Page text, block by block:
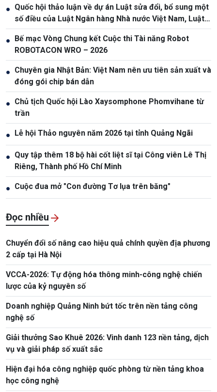
● Quốc hội thảo luận về dự án Luật sửa đổi, bổ sung một
số điều của Luật Ngân hàng Nhà nước Việt Nam, Luật
Phòng, chống rửa tiền
● Bế mạc Vòng Chung kết Cuộc thi Tài năng Robot
ROBOTACON WRO – 2026
● Chuyên gia Nhật Bản: Việt Nam nên ưu tiên sản xuất và
đóng gói chip bán dẫn
● Chủ tịch Quốc hội Lào Xaysomphone Phomvihane từ
trần
● Lễ hội Thảo nguyên năm 2026 tại tỉnh Quảng Ngãi
● Quy tập thêm 18 bộ hài cốt liệt sĩ tại Công viên Lê Thị
Riêng, Thành phố Hồ Chí Minh
● Cuộc đua mở "Con đường Tơ lụa trên băng"
Đọc nhiều
Chuyển đổi số nâng cao hiệu quả chính quyền địa phương
2 cấp tại Hà Nội
VCCA-2026: Tự động hóa thông minh-công nghệ chiến
lược của kỷ nguyên số
Doanh nghiệp Quảng Ninh bứt tốc trên nền tảng công
nghệ số
Giải thưởng Sao Khuê 2026: Vinh danh 123 nền tảng, dịch
vụ và giải pháp số xuất sắc
Hiện đại hóa công nghiệp quốc phòng từ nền tảng khoa
học công nghệ